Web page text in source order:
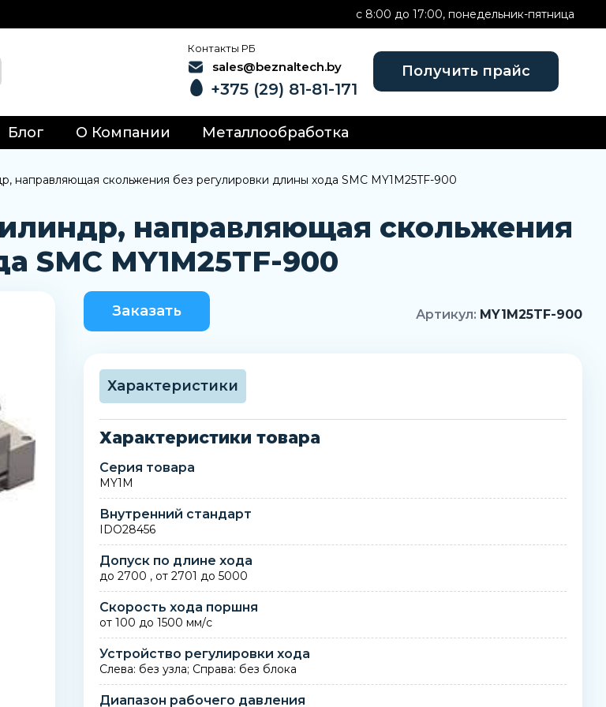
c 8:00 до 17:00, понедельник-пятница
Контакты РБ
sales@beznaltech.by
+375 (29) 81-81-171
Получить прайс
Блог О Компании Металлообработка
направляющая скольжения без регулировки длины хода SMC MY1M25TF-900
направляющая скольжения
SMC MY1M25TF-900
Заказать Артикул: MY1M25TF-900
Характеристики
Характеристики товара
Серия товара
MY1M
Внутренний стандарт
IDO28456
Допуск по длине хода
до 2700 , от 2701 до 5000
Скорость хода поршня
от 100 до 1500 мм/с
Устройство регулировки хода
Слева: без узла; Справа: без блока
Диапазон рабочего давления